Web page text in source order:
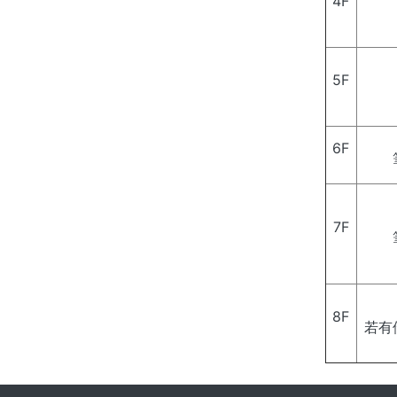
5F
6F
7F
8F
若有